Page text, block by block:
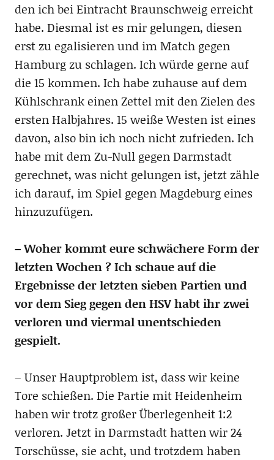
den ich bei Eintracht Braunschweig erreicht
habe. Diesmal ist es mir gelungen, diesen
erst zu egalisieren und im Match gegen
Hamburg zu schlagen. Ich würde gerne auf
die 15 kommen. Ich habe zuhause auf dem
Kühlschrank einen Zettel mit den Zielen des
ersten Halbjahres. 15 weiße Westen ist eines
davon, also bin ich noch nicht zufrieden. Ich
habe mit dem Zu-Null gegen Darmstadt
gerechnet, was nicht gelungen ist, jetzt zähle
ich darauf, im Spiel gegen Magdeburg eines
hinzuzufügen.
– Woher kommt eure schwächere Form der
letzten Wochen ? Ich schaue auf die
Ergebnisse der letzten sieben Partien und
vor dem Sieg gegen den HSV habt ihr zwei
verloren und viermal unentschieden
gespielt.
– Unser Hauptproblem ist, dass wir keine
Tore schießen. Die Partie mit Heidenheim
haben wir trotz großer Überlegenheit 1:2
verloren. Jetzt in Darmstadt hatten wir 24
Torschüsse, sie acht, und trotzdem haben